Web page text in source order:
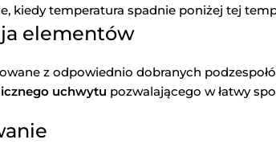
kiedy temperatura spadnie poniżej tej
elementów
z odpowiednio dobranych
uchwytu pozwalającego w łatwy